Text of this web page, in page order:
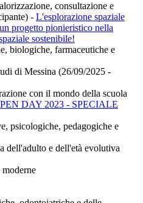
consultazione e
- L'esplorazione spaziale
progetto pionieristico nella
sostenibile!
biologiche, farmaceutiche e
di Messina (26/09/2025 -
con il mondo della scuola
DAY 2023 - SPECIALE
psicologiche, pedagogiche e
dell'adulto e dell'età evolutiva